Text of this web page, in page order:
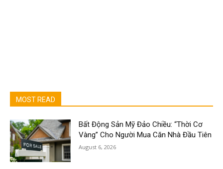
MOST READ
Bất Động Sản Mỹ Đảo Chiều: “Thời Cơ
Vàng” Cho Người Mua Căn Nhà Đầu Tiên
August 6, 2026